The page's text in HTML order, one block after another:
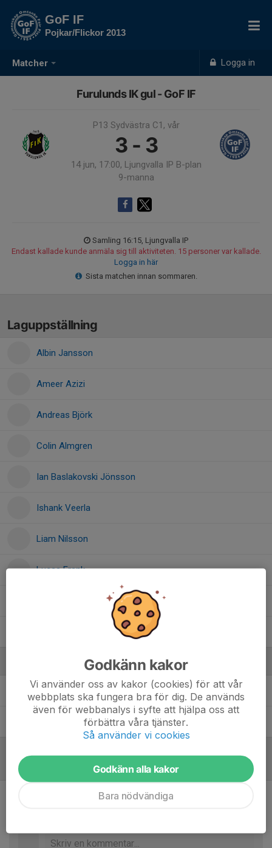
Matcher Logga in
GoF IF
Pojkar/Flickor 2013
Furulunds IK gul - GoF IF
P13 Sydvästra C1, vår
3 - 3
14 jun, 17:00, Ljungvalla IP B-plan
9-manna
Samling 16:15, Ljungvalla IP
Endast kallade kunde anmäla sig till aktiviteten. 15 personer var kallade.
Logga in här
Sista matchen innan sommaren.
Laguppställning
Albin Jansson
Ameer Azizi
Andreas Björk
Colin Almgren
Ian Baslakovski Jönsson
Ishank Veerla
Liam Nilsson
Lucas Frank
Oliver Martén Kjellberg
Sveinn Orri Björgvinsson
Peter Frank Tränare
Simon Linderberg FrankTränare
Referat
Godkänn kakor
Vi använder oss av kakor (cookies) för att vår
webbplats ska fungera bra för dig. De används
även för webbanalys i syfte att hjälpa oss att
förbättra våra tjänster.
Så använder vi cookies
Godkänn alla kakor
Bara nödvändiga